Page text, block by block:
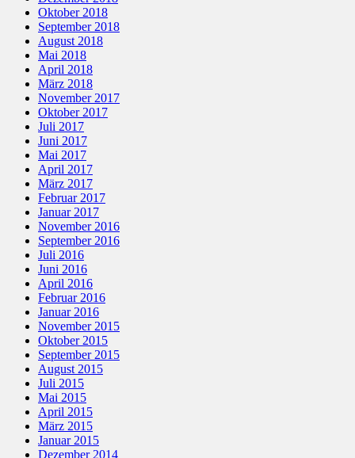
Oktober 2018
September 2018
August 2018
Mai 2018
April 2018
März 2018
November 2017
Oktober 2017
Juli 2017
Juni 2017
Mai 2017
April 2017
März 2017
Februar 2017
Januar 2017
November 2016
September 2016
Juli 2016
Juni 2016
April 2016
Februar 2016
Januar 2016
November 2015
Oktober 2015
September 2015
August 2015
Juli 2015
Mai 2015
April 2015
März 2015
Januar 2015
Dezember 2014